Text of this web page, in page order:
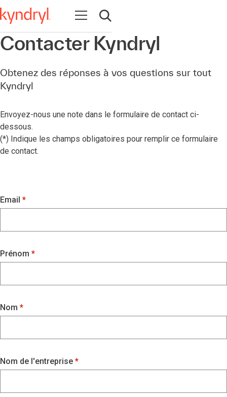
Ouvrir la navigation
Ouvrir la recherche
Contacter Kyndryl
Obtenez des réponses à vos questions sur tout
Kyndryl
Envoyez-nous une note dans le formulaire de contact ci-
dessous.
(*) Indique les champs obligatoires pour remplir ce formulaire
de contact.
Email
Prénom
Nom
Nom de l'entreprise